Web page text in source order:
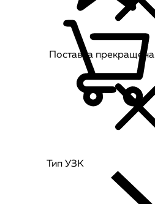
Поставка прекращена
Тип УЗК